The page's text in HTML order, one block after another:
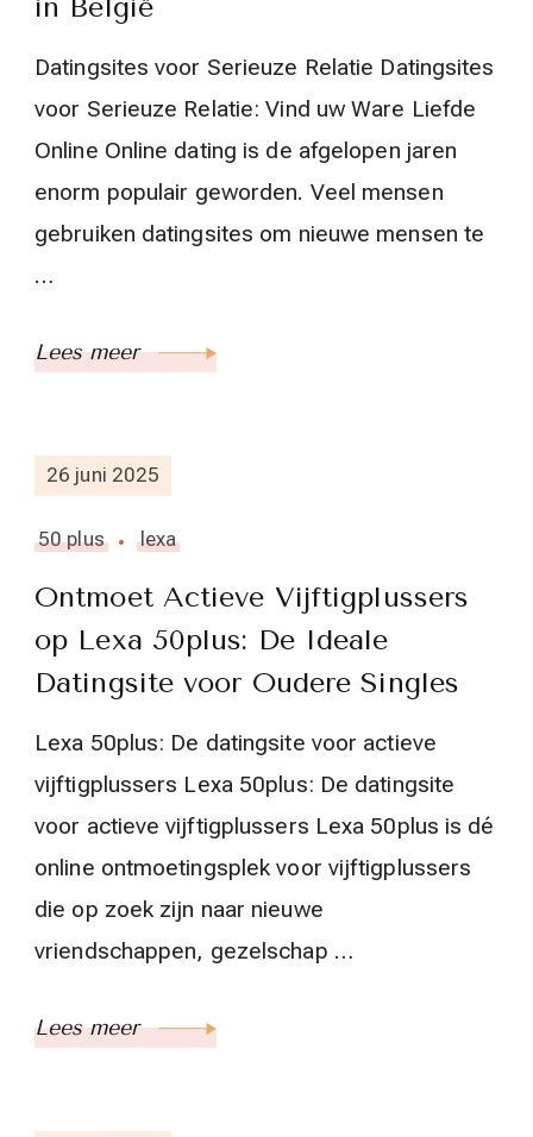
in België
Datingsites voor Serieuze Relatie Datingsites
voor Serieuze Relatie: Vind uw Ware Liefde
Online Online dating is de afgelopen jaren
enorm populair geworden. Veel mensen
gebruiken datingsites om nieuwe mensen te
…
Lees meer
26 juni 2025
50 plus lexa
Ontmoet Actieve Vijftigplussers
op Lexa 50plus: De Ideale
Datingsite voor Oudere Singles
Lexa 50plus: De datingsite voor actieve
vijftigplussers Lexa 50plus: De datingsite
voor actieve vijftigplussers Lexa 50plus is dé
online ontmoetingsplek voor vijftigplussers
die op zoek zijn naar nieuwe
vriendschappen, gezelschap …
Lees meer